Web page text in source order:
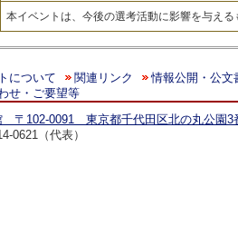
本イベントは、今後の選考活動に影響を与え
について 関連リンク
情報公開・公文
せ・ご要望等
〒102-0091 東京都千代田区北の丸公園3
0621（代表）